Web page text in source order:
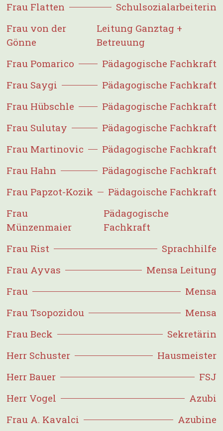
Frau Flatten
Schulsozialarbeiterin
Frau von der
Gönne
Leitung Ganztag +
Betreuung
Frau Pomarico
Pädagogische Fachkraft
Frau Saygi
Pädagogische Fachkraft
Frau Hübschle
Pädagogische Fachkraft
Frau Sulutay
Pädagogische Fachkraft
Frau Martinovic
Pädagogische Fachkraft
Frau Hahn
Pädagogische Fachkraft
Frau Papzot-Kozik
Pädagoische Fachkraft
Frau
Münzenmaier
Pädagogische
Fachkraft
Frau Rist
Sprachhilfe
Frau Ayvas
Mensa Leitung
Frau
Mensa
Frau Tsopozidou
Mensa
Frau Beck
Sekretärin
Herr Schuster
Hausmeister
Herr Bauer
FSJ
Herr Vogel
Azubi
Frau A. Kavalci
Azubine